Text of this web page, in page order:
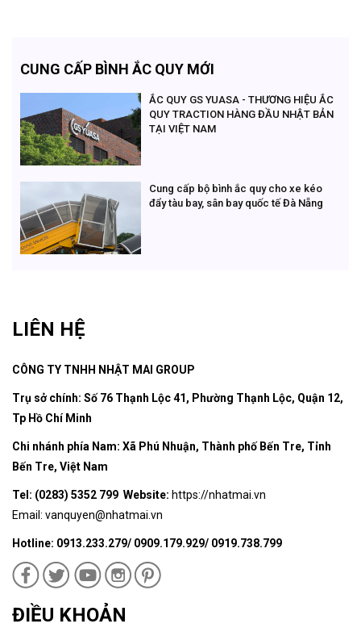
CUNG CẤP BÌNH ẮC QUY MỚI
ẮC QUY GS YUASA - THƯƠNG HIỆU ẮC
QUY TRACTION HÀNG ĐẦU NHẬT BẢN
TẠI VIỆT NAM
Cung cấp bộ bình ắc quy cho xe kéo
đẩy tàu bay, sân bay quốc tế Đà Nẵng
LIÊN HỆ
CÔNG TY TNHH NHẬT MAI GROUP
Trụ sở chính: Số 76 Thạnh Lộc 41, Phường Thạnh Lộc, Quận 12,
Tp Hồ Chí Minh
Chi nhánh phía Nam: Xã Phú Nhuận, Thành phố Bến Tre, Tỉnh
Bến Tre, Việt Nam
Tel: (0283) 5352 799 Website: https://nhatmai.vn
Email: vanquyen@nhatmai.vn
Hotline: 0913.233.279/ 0909.179.929/ 0919.738.799
ĐIỀU KHOẢN